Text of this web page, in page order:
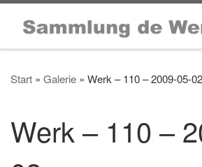
Zum Inhalt springen
Start » Galerie » Werk – 110 – 2009-05-02
Werk – 110 –